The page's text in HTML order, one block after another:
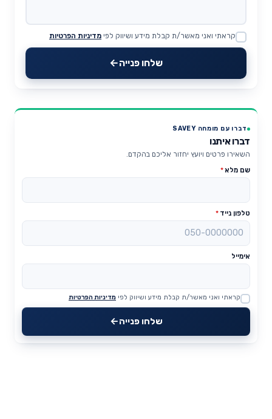
Website
קראתי ואני מאשר/ת קבלת מידע ושיווק לפי מדיניות הפרטיות
שלחו פנייה
דברו עם מומחה SAVEY
דברו איתנו
השאירו פרטים ויועץ יחזור אליכם בהקדם.
שם מלא*
טלפון נייד *
אימייל
Website
קראתי ואני מאשר/ת קבלת מידע ושיווק לפי מדיניות הפרטיות
שלחו פנייה